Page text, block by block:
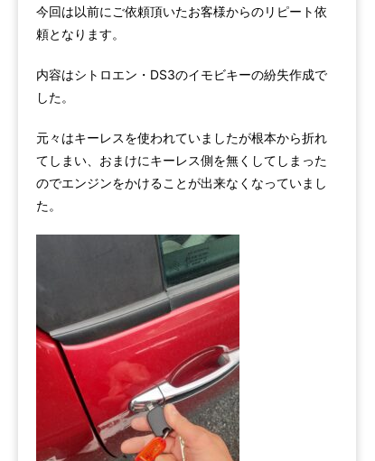
今回は以前にご依頼頂いたお客様からのリピート依
頼となります。
内容はシトロエン・DS3のイモビキーの紛失作成で
した。
元々はキーレスを使われていましたが根本から折れ
てしまい、おまけにキーレス側を無くしてしまった
のでエンジンをかけることが出来なくなっていまし
た。